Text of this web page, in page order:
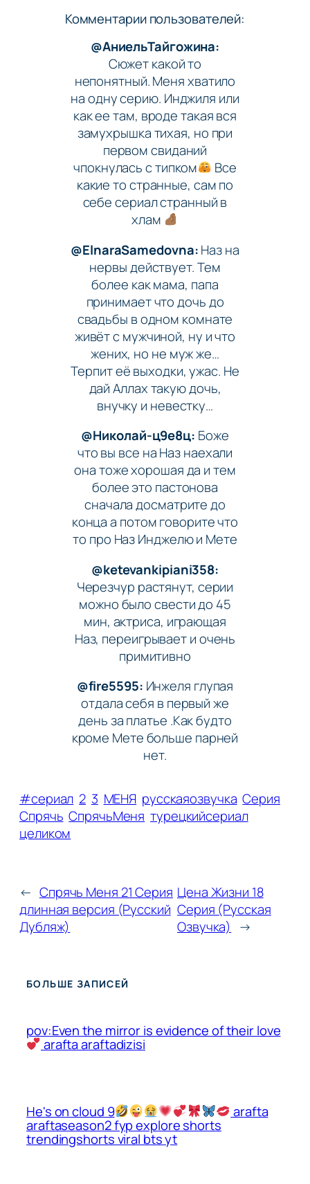
Комментарии пользователей:
@АниельТайгожина:
Сюжет какой то
непонятный. Меня хватило
на одну серию. Инджиля или
как ее там, вроде такая вся
замухрышка тихая, но при
первом свиданий
чпокнулась с типком
Все
какие то странные, сам по
себе сериал странный в
хлам
@ElnaraSamedovna:Наз на
нервы действует. Тем
более как мама, папа
принимает что дочь до
свадьбы в одном комнате
живёт с мужчиной, ну и что
жених, но не муж же…
Терпит её выходки, ужас. Не
дай Аллах такую дочь,
внучку и невестку…
@Николай-ц9е8ц: Боже
что вы все на Наз наехали
она тоже хорошая да и тем
более это пастонова
сначала досматрите до
конца а потом говорите что
то про Наз Инджелю и Мете
@ketevankipiani358:
Черезчур растянут, серии
можно было свести до 45
мин, актриса, играющая
Наз, переигрывает и очень
примитивно
@fire5595: Инжеля глупая
отдала себя в первый же
день за платье .Как будто
кроме Мете больше парней
нет.
#сериал 2 3 МЕНЯ русскаяозвучка Серия
Спрячь СпрячьМеня турецкийсериал
целиком
← Спрячь Меня 21 Серия
длинная версия (Русский
Дубляж)
Цена Жизни 18
Серия (Pусская
Oзвучка)
→
БОЛЬШЕ ЗАПИСЕЙ
pov:Even the mirror is evidence of their love
arafta araftadizisi
He's on cloud 9 arafta
araftaseason2 fyp explore shorts
trendingshorts viral bts yt